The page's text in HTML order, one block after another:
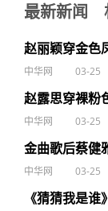
最新新闻
赵丽颖穿金色
中华网 03-25
赵露思穿裸粉
中华网 03-25
金曲歌后蔡健
中华网 03-25
《猜猜我是